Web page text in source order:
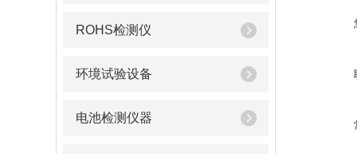
ROHS检测仪
环境试验设备
电池检测仪器